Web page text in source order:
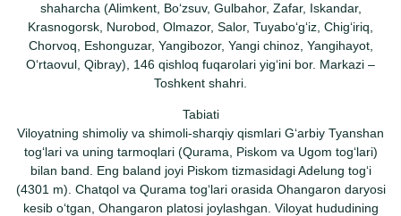
shaharcha (Alimkent, Boʻzsuv, Gulbahor, Zafar, Iskandar,
Krasnogorsk, Nurobod, Olmazor, Salor, Tuyaboʻgʻiz, Chigʻiriq,
Chorvoq, Eshonguzar, Yangibozor, Yangi chinoz, Yangihayot,
Oʻrtaovul, Qibray), 146 qishloq fuqarolari yigʻini bor. Markazi –
Toshkent shahri.
Tabiati
Viloyatning shimoliy va shimoli-sharqiy qismlari Gʻarbiy Tyanshan
togʻlari va uning tarmoqlari (Qurama, Piskom va Ugom togʻlari)
bilan band. Eng baland joyi Piskom tizmasidagi Adelung togʻi
(4301 m). Chatqol va Qurama togʻlari orasida Ohangaron daryosi
kesib oʻtgan, Ohangaron platosi joylashgan. Viloyat hududining